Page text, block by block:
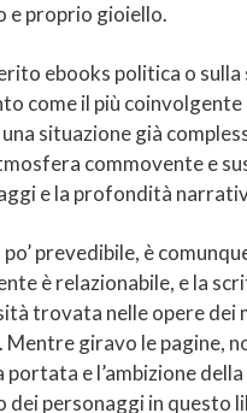
e proprio gioiello.
ebooks politica o
come il più
situazione già
commovente e
e la profondità
po’ prevedibile, è
è relazionabile, e la
trovata nelle opere dei
Mentre giravo le pagine,
portata e l’ambizione
dei personaggi in questo